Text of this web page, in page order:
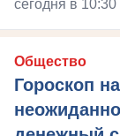
сегодня в 10:30
Общество
Гороскоп